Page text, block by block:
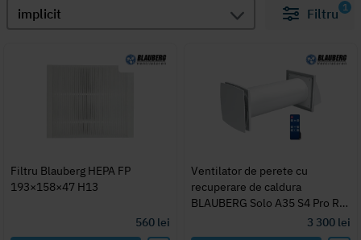
implicit Filtru 1
Filtru Blauberg HEPA FP
193×158×47 H13
560 lei
Ventilator de perete cu
recuperare de caldura
BLAUBERG Solo A35 S4 Pro R
3 300 lei